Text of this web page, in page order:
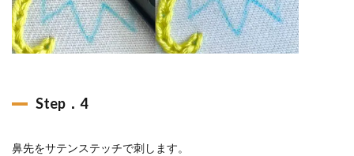
Step．4
鼻先をサテンステッチで刺します。